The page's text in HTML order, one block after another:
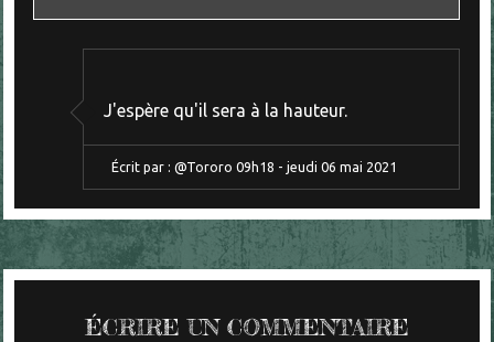
J'espère qu'il sera à la hauteur.
Écrit par :@Tororo 09h18 -jeudi 06 mai 2021
ÉCRIRE UN COMMENTAIRE